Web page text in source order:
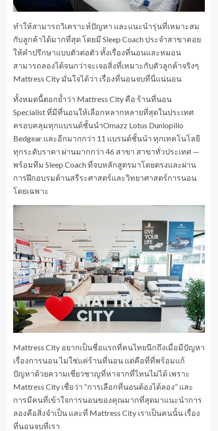
ทำให้สามารถวิเคราะห์ปัญหา และแนะนำรุ่นที่เหมาะสม
กับลูกค้าได้มากที่สุด โดยมี Sleep Coach ประจำสาขาคอย
ให้คำปรึกษาแบบตัวต่อตัว ทั้งเรื่องที่นอนและหมอน
สามารถลองได้จนกว่าจะเจอสิ่งที่เหมาะกับตัวลูกค้าจริงๆ
Mattress City มั่นใจได้ว่า เรื่องที่นอนจบที่นี่แน่นอน
ทั้งหมดนี้ตอกย้ำว่า Mattress City คือ ร้านที่นอน
Specialist ที่มีที่นอนให้เลือกหลากหลายที่สุดในประเทศ
ครอบคลุมทุกแบรนด์ชั้นนำOmazz Lotus Dunlopillo
Bedgear และอีกมากกว่า 11 แบรนด์ชั้นนำ ทุกเทคโนโลยี
ทุกระดับราคา ผ่านมากกว่า 46 สาขา สาขาทั่วประเทศ —
พร้อมทีม Sleep Coach ที่จบหลักสูตรมาโดยตรงและผ่าน
การฝึกอบรมด้านสรีระศาสตร์และวิทยาศาสตร์การนอน
โดยเฉพาะ
Mattress City อยากเป็นชื่อแรกที่คนไทยนึกถึงเมื่อมีปัญหา
เรื่องการนอน ไม่ใช่แค่ร้านที่นอน แต่คือที่ที่พร้อมแก้
ปัญหาด้วยความเชี่ยวชาญที่หาจากที่ไหนไม่ได้ เพราะ
Mattress City เชื่อว่า “การเลือกที่นอนต้องได้ลอง” และ
การมีคนที่เข้าใจการนอนของคุณมากที่สุดมาแนะนำการ
ลองคือสิ่งจำเป็น และที่ Mattress City เราเป็นคนนั้น เรื่อง
ที่นอนจบที่เรา